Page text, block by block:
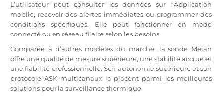
L’utilisateur peut consulter les données sur l’Application
mobile, recevoir des alertes immédiates ou programmer des
conditions spécifiques. Elle peut fonctionner en mode
connectéou en réseau filaireselon les besoins.
Comparée à d’autres modèles du marché, la sonde Meian
offre une qualité de mesure supérieure, une stabilité accrue et
une fiabilité professionnelle. Son autonomie supérieure et son
protocole ASK multicanaux la placent parmi les meilleures
solutions pour la surveillancethermique.